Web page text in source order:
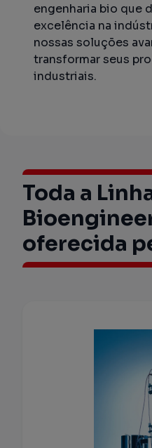
engenharia bio que
excelência na
nossas soluções
transformar seus
industriais.
Toda a
oferecida